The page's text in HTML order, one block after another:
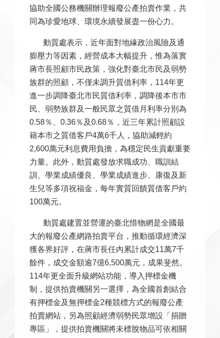
協助全國公務機關辦理報廢公產拍賣作業，共
同為珍愛地球、環境永續發展盡一份心力。
動質處表示，近年面對地緣政治風險及通
膨壓力等因素，經營成本大幅提升，惟為落實
蔣市長照顧市民政策，強化對臺北市民及弱勢
族群的照顧，不僅未調升質借利率，114年更
進一步調降臺北市民質借利率，調降後本市市
民、弱勢族群及一般民眾之質借月利率分別為
0.58％、0.36％及0.68％，近三年累計照顧設
籍本市之質借客戶4萬6千人，協助減輕約
2,600萬元利息費用負擔，為穩定民生貢獻重要
力量。此外，動質處發放求職成功、職訓結
訓、學業成績優良、學業成績進步、康復及新
生兒等多項祝福金，每年實質回饋質借客戶約
100萬元。
動質處建置並營運的臺北惜物網是全國最
大的報廢公產網路拍賣平台，推動循環經濟深
獲各界好評，在蔣市長任內累計成交11萬7千
餘件，成交金額逾7億6,500萬元，成果斐然。
114年更全面升級網站功能，導入押標金機
制，提供拍賣機關另一選擇，為全國首創結合
有押標金及無押標金2種競標方式的報廢公產
拍賣網站，另為照顧經濟弱勢民眾增設「捐贈
專區」，提供拍賣機關將未標脫物品可依相關